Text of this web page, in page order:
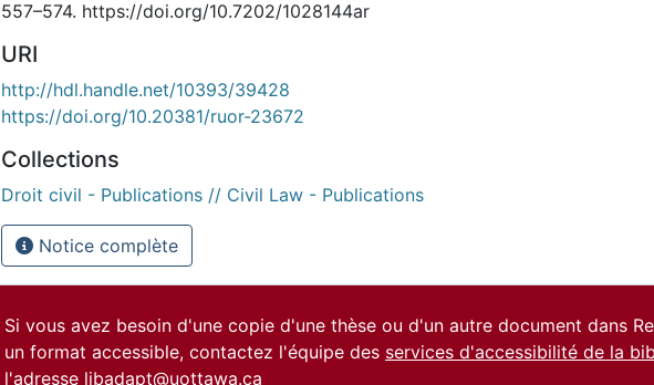
557–574. https://doi.org/10.7202/1028144ar
URI
http://hdl.handle.net/10393/39428
https://doi.org/10.20381/ruor-23672
Collections
Droit civil - Publications // Civil Law - Publications
Notice complète
Si vous avez besoin d'une copie d'une thèse ou d'un autre document dans
un format accessible, contactez l'équipe des services d'accessibilité de la
l'adresse libadapt@uottawa.ca